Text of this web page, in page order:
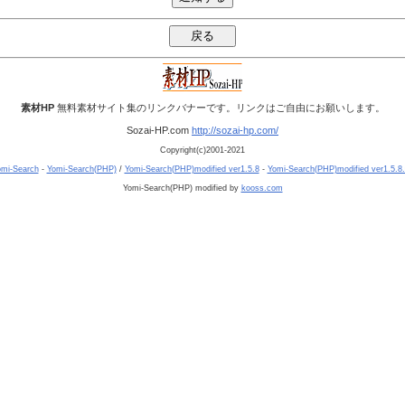
素材HP無料素材サイト集のリンクバナーです。リンクはご自由にお願いします。
Sozai-HP.com http://sozai-hp.com/
Copyright(c)2001-2021
Search- Yomi-Search(PHP)/ Yomi-Search(PHP)modified ver1.5.8- Yomi-Search(PHP)modified
Yomi-Search(PHP) modified by kooss.com